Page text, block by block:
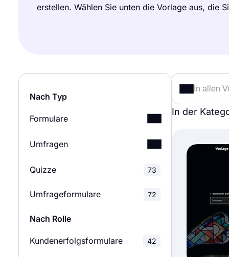
erstellen. Wählen Sie unten die Vorlage aus, die
Nach Typ
Formulare
Bewerbungsformulare
Buchungsformulare 46
Einwilligungsformulare 102
Kontaktformulare
Spendenformulare
Umfragen
Umfragen zur
Mitarbeiterzufriedenheit
Evaluationsumfragen
Quizze 73
Umfrageformulare 72
Nach Rolle
Kundenerfolgsformulare 42
In der